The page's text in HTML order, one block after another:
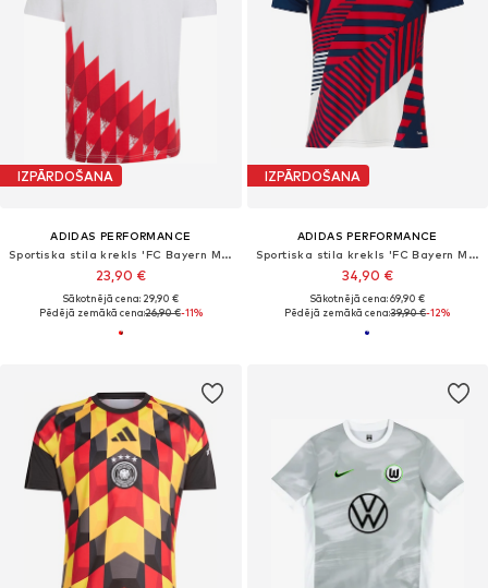
IZPĀRDOŠANA
ADIDAS PERFORMANCE
Sportiska stila krekls 'FC Bayern München Anthem'
23,90 €
Sākotnējā cena: 29,90 €
Pēdējā zemākā cena:26,90 €-11%
IZPĀRDOŠANA
ADIDAS PERFORMANCE
Sportiska stila krekls 'FC Bayern München 26/27 '
34,90 €
Sākotnējā cena: 69,90 €
Pēdējā zemākā cena:39,90 €-12%